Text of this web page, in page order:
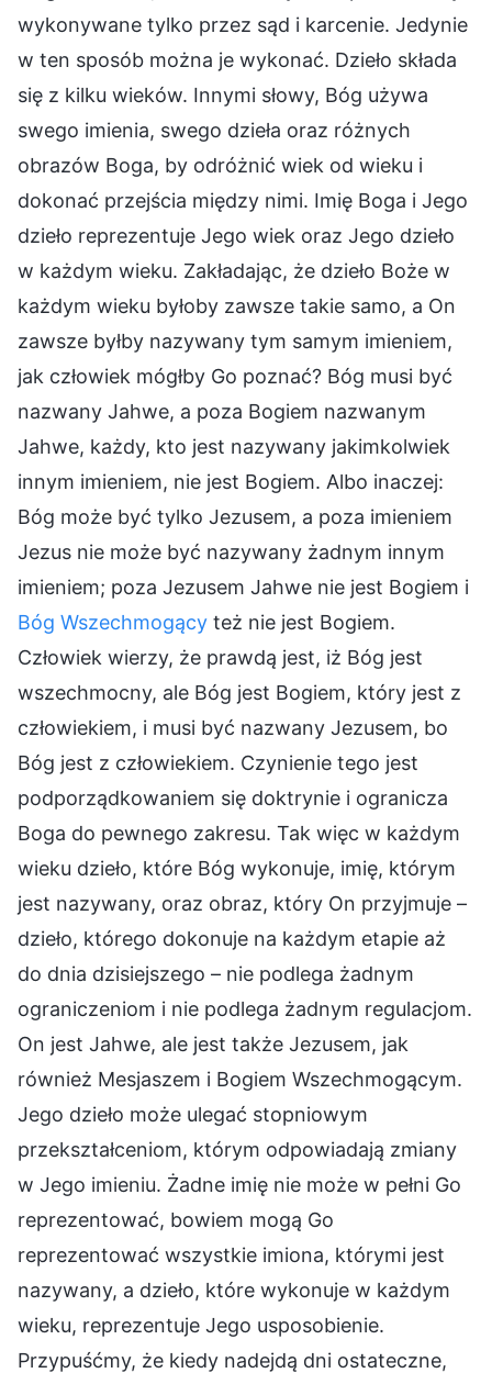
wykonywane tylko przez sąd i karcenie. Jedynie
w ten sposób można je wykonać. Dzieło składa
się z kilku wieków. Innymi słowy, Bóg używa
swego imienia, swego dzieła oraz różnych
obrazów Boga, by odróżnić wiek od wieku i
dokonać przejścia między nimi. Imię Boga i Jego
dzieło reprezentuje Jego wiek oraz Jego dzieło
w każdym wieku. Zakładając, że dzieło Boże w
każdym wieku byłoby zawsze takie samo, a On
zawsze byłby nazywany tym samym imieniem,
jak człowiek mógłby Go poznać? Bóg musi być
nazwany Jahwe, a poza Bogiem nazwanym
Jahwe, każdy, kto jest nazywany jakimkolwiek
innym imieniem, nie jest Bogiem. Albo inaczej:
Bóg może być tylko Jezusem, a poza imieniem
Jezus nie może być nazywany żadnym innym
imieniem; poza Jezusem Jahwe nie jest Bogiem i
Bóg Wszechmogący też nie jest Bogiem.
Człowiek wierzy, że prawdą jest, iż Bóg jest
wszechmocny, ale Bóg jest Bogiem, który jest z
człowiekiem, i musi być nazwany Jezusem, bo
Bóg jest z człowiekiem. Czynienie tego jest
podporządkowaniem się doktrynie i ogranicza
Boga do pewnego zakresu. Tak więc w każdym
wieku dzieło, które Bóg wykonuje, imię, którym
jest nazywany, oraz obraz, który On przyjmuje –
dzieło, którego dokonuje na każdym etapie aż
do dnia dzisiejszego – nie podlega żadnym
ograniczeniom i nie podlega żadnym regulacjom.
On jest Jahwe, ale jest także Jezusem, jak
również Mesjaszem i Bogiem Wszechmogącym.
Jego dzieło może ulegać stopniowym
przekształceniom, którym odpowiadają zmiany
w Jego imieniu. Żadne imię nie może w pełni Go
reprezentować, bowiem mogą Go
reprezentować wszystkie imiona, którymi jest
nazywany, a dzieło, które wykonuje w każdym
wieku, reprezentuje Jego usposobienie.
Przypuśćmy, że kiedy nadejdą dni ostateczne,